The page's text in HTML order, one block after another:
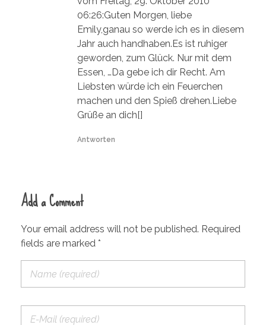
06:26:Guten Morgen, liebe
Emily,ganau so werde ich es in diesem
Jahr auch handhaben.Es ist ruhiger
geworden, zum Glück. Nur mit dem
Essen, …Da gebe ich dir Recht. Am
Liebsten würde ich ein Feuerchen
machen und den Spieß drehen.Liebe
Grüße an dich[]
Antworten
Add a Comment
Your email address will not be published. Required
fields are marked *